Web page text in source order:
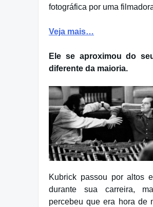
fotográfica por uma
Veja mais…
Ele se aproximou do
diferente da maioria.
Kubrick passou por altos
durante sua carreira,
percebeu que era hora de